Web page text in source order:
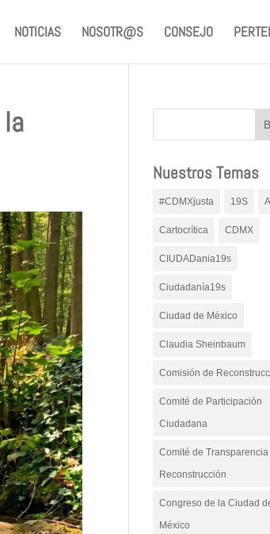
NOTICIAS NOSOTR@S CONSEJO
Nuestros Temas
#CDMXjusta 19S
Cartocrítica CDMX
CIUDADania19s
Ciudadanía19s
Ciudad de México
Claudia Sheinbaum
Comisión de
Comité de Participación
Ciudadana
Comité de
Reconstrucción
Congreso de la Ciudad
México